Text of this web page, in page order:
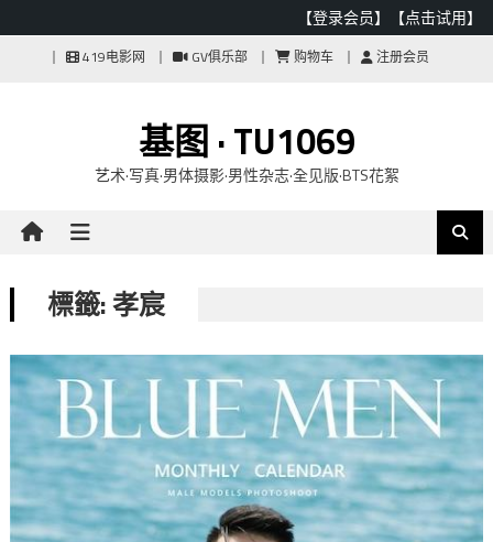
【登录会员】 【点击试用】
419电影网 GV俱乐部 购物车 注册会员
基图 · TU1069
艺术·写真·男体摄影·男性杂志·全见版·BTS花絮
標籤: 孝宸